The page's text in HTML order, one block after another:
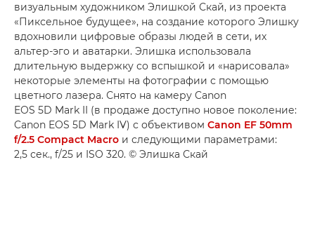
визуальным художником Элишкой Скай, из проекта
«Пиксельное будущее», на создание которого Элишку
вдохновили цифровые образы людей в сети, их
альтер-эго и аватарки. Элишка использовала
длительную выдержку со вспышкой и «нарисовала»
некоторые элементы на фотографии с помощью
цветного лазера. Снято на камеру Canon
EOS 5D Mark II (в продаже доступно новое поколение:
Canon EOS 5D Mark IV) с объективом Canon EF 50mm
f/2.5 Compact Macro и следующими параметрами:
2,5 сек., f/25 и ISO 320. © Элишка Скай